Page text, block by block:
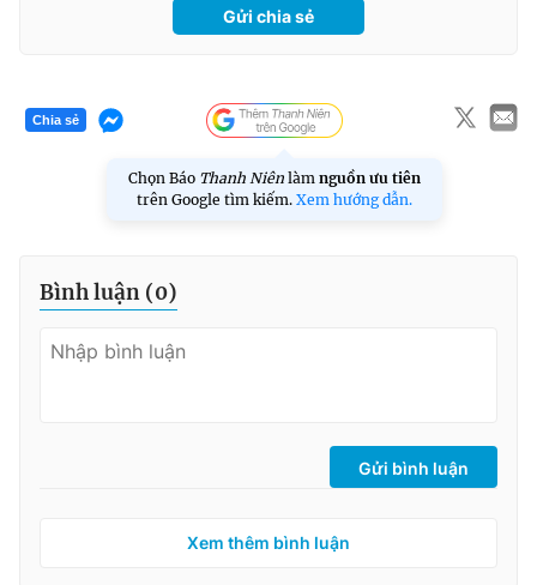
Gửi chia sẻ
Chia sẻ
Chọn Báo Thanh Niên làm nguồn ưu tiên
trên Google tìm kiếm. Xem hướng dẫn.
Bình luận (0)
Gửi bình luận
Xem thêm bình luận